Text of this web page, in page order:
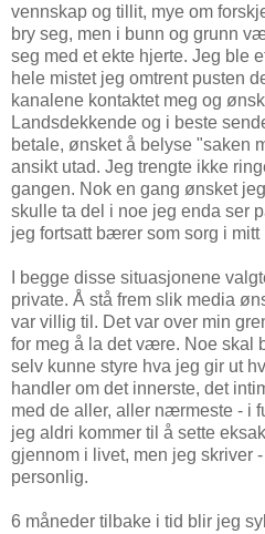
vennskap og tillit, mye om
bry seg, men i bunn og grunn
seg med et ekte hjerte. Jeg ble
hele mistet jeg omtrent pusten
kanalene kontaktet meg og
Landsdekkende og i beste
betale, ønsket å belyse "saken
ansikt utad. Jeg trengte ikke
gangen. Nok en gang ønsket
skulle ta del i noe jeg enda ser
jeg fortsatt bærer som sorg i mitt
I begge disse situasjonene
private. Å stå frem slik media
var villig til. Det var over min
for meg å la det være. Noe skal
selv kunne styre hva jeg gir ut
handler om det innerste, det
med de aller, aller nærmeste - i
jeg aldri kommer til å sette
gjennom i livet, men jeg skriver
personlig.
6 måneder tilbake i tid blir jeg